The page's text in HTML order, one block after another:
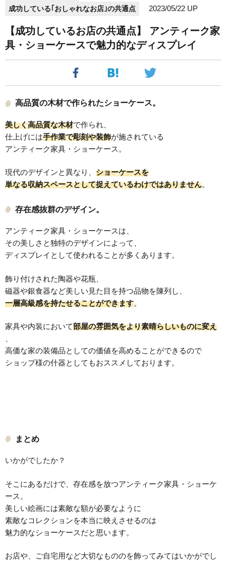
成功している｢おしゃれなお店｣の共通点
2023/05/22 UP
【成功しているお店の共通点】 アンティーク家
具・ショーケースで魅力的なディスプレイ
高品質の木材で作られたショーケース。
美しく高品質な木材で作られ、
仕上げには手作業で彫刻や装飾が施されている
アンティーク家具・ショーケース。
現代のデザインと異なり、 ショーケースを
単なる収納スペースとして捉えているわけではありません。
存在感抜群のデザイン。
アンティーク家具・ショーケースは、
その美しさと独特のデザインによって、
ディスプレイとして使われることが多くあります。
飾り付けされた陶器や花瓶、
磁器や銀食器など美しい見た目を持つ品物を陳列し、
一層高級感を持たせることができます。
家具や内装において部屋の雰囲気をより素晴らしいものに変え
、
高価な家の装備品としての価値を高めることができるので
ショップ様の什器としてもおススメしております。
まとめ
いかがでしたか？
そこにあるだけで、存在感を放つアンティーク家具・ショーケ
ース。
美しい絵画には素敵な額が必要なように
素敵なコレクションを本当に映えさせるのは
魅力的なショーケースだと思います。
お店や、ご自宅用など大切なもののを飾ってみてはいかがでし